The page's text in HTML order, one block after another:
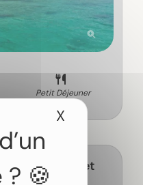
X Masquer
Petit Déjeuner
Vallée de Mai et